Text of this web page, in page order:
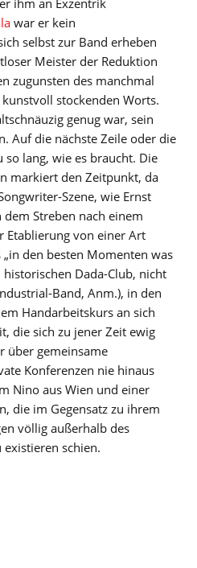
war er kein
selbst zur Band erheben
Meister der Reduktion
zugunsten des manchmal
stockenden Worts.
genug war, sein
Auf die nächste Zeile oder die
so lang, wie es braucht. Die
markiert den Zeitpunkt, da
Szene, wie Ernst
Streben nach einem
Etablierung von einer Art
„in den besten Momenten was
Dada-Club, nicht
Band, Anm.), in den
Handarbeitskurs an sich
die sich zu jener Zeit ewig
über gemeinsame
Konferenzen nie hinaus
Nino aus Wien und einer
die im Gegensatz zu ihrem
völlig außerhalb des
existieren schien.